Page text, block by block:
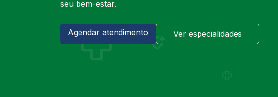
seu bem-estar.
Agendar atendimento Ver especialidades